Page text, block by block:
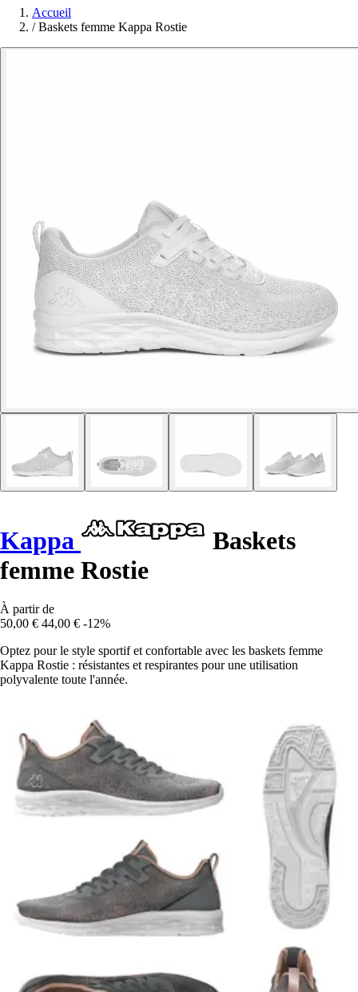
Accueil
/ Baskets femme Kappa Rostie
Kappa
Baskets
femme Rostie
À partir de
50,00 € 44,00 € -12%
Optez pour le style sportif et confortable avec les baskets femme
Kappa Rostie : résistantes et respirantes pour une utilisation
polyvalente toute l'année.